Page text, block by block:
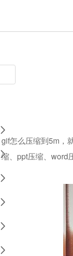
gif怎么压缩到5m，
缩、ppt压缩、word